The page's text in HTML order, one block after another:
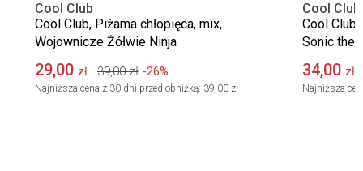
Cool Club
Cool Club, Piżama chłopięca, mix,
Wojownicze Żółwie Ninja
29,00 zł 39,00 zł -26%
Najniższa cena z 30 dni przed obniżką: 39,00 zł
Cool Club
Cool Club,
Sonic the
34,00 zł
Najniższa